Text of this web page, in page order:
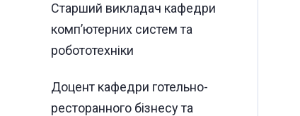
Старший викладач кафедри
комп’ютерних систем та
робототехніки
Доцент кафедри готельно-
ресторанного бізнесу та